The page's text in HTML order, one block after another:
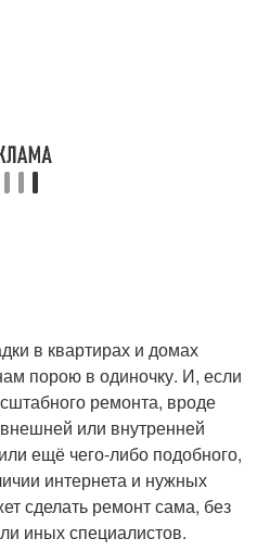
Затирка для
деревянных окон
Утеплитель для окон
в квартирах и домах
порою в одиночку. И, если
ремонта, вроде
или внутренней
ещё чего-либо подобного,
интернета и нужных
сделать ремонт сама, без
иных специалистов.